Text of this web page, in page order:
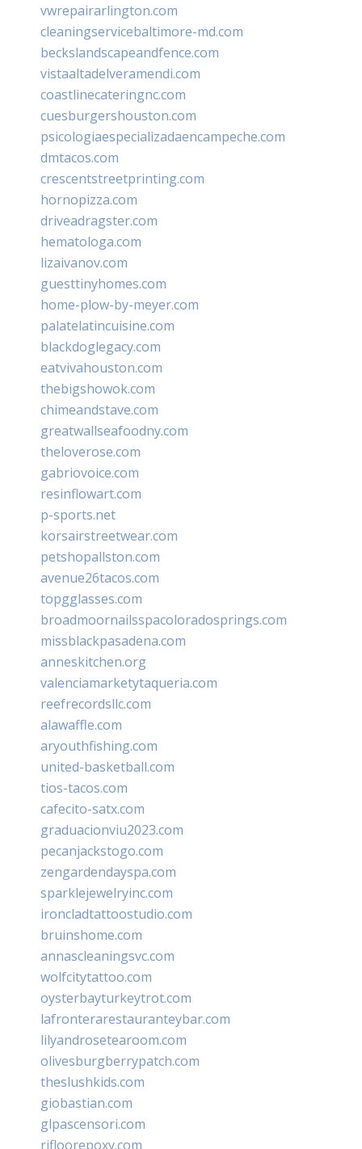
vwrepairarlington.com
cleaningservicebaltimore-md.com
beckslandscapeandfence.com
vistaaltadelveramendi.com
coastlinecateringnc.com
cuesburgershouston.com
psicologiaespecializadaencampeche.com
dmtacos.com
crescentstreetprinting.com
hornopizza.com
driveadragster.com
hematologa.com
lizaivanov.com
guesttinyhomes.com
home-plow-by-meyer.com
palatelatincuisine.com
blackdoglegacy.com
eatvivahouston.com
thebigshowok.com
chimeandstave.com
greatwallseafoodny.com
theloverose.com
gabriovoice.com
resinflowart.com
p-sports.net
korsairstreetwear.com
petshopallston.com
avenue26tacos.com
topgglasses.com
broadmoornailsspacoloradosprings.com
missblackpasadena.com
anneskitchen.org
valenciamarketytaqueria.com
reefrecordsllc.com
alawaffle.com
aryouthfishing.com
united-basketball.com
tios-tacos.com
cafecito-satx.com
graduacionviu2023.com
pecanjackstogo.com
zengardendayspa.com
sparklejewelryinc.com
ironcladtattoostudio.com
bruinshome.com
annascleaningsvc.com
wolfcitytattoo.com
oysterbayturkeytrot.com
lafronterarestauranteybar.com
lilyandrosetearoom.com
olivesburgberrypatch.com
theslushkids.com
giobastian.com
glpascensori.com
rifloorepoxy.com